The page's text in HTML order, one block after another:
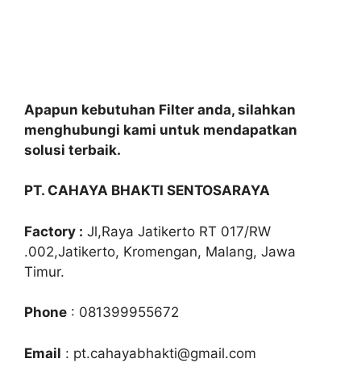
Apapun kebutuhan Filter anda, silahkan
menghubungi kami untuk mendapatkan
solusi terbaik.
PT. CAHAYA BHAKTI SENTOSARAYA
Factory : Jl,Raya Jatikerto RT 017/RW
.002,Jatikerto, Kromengan, Malang, Jawa
Timur.
Phone : 081399955672
Email : pt.cahayabhakti@gmail.com